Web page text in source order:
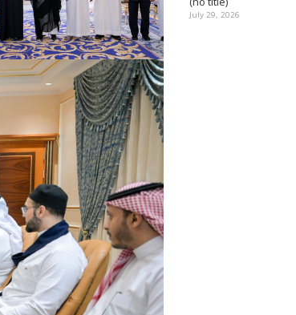
July 29, 2026